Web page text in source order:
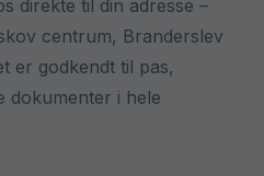
direkte til din adresse –
centrum, Branderslev
er godkendt til pas,
dokumenter i hele